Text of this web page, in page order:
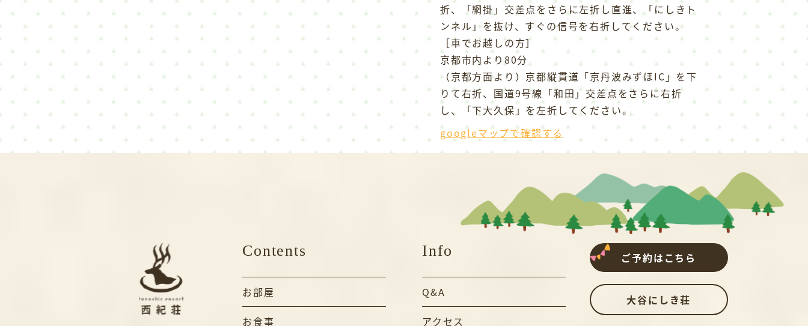
折、「網掛」交差点をさらに左折し直進、「にしきト
ンネル」を抜け、すぐの信号を右折してください。
［車でお越しの方］
京都市内より80分
（京都方面より）京都縦貫道「京丹波みずほIC」を下
りて右折、国道9号線「和田」交差点をさらに右折
し、「下大久保」を左折してください。
googleマップで確認する
Contents
お部屋
お食事
Info
Q&A
アクセス
ご予約はこちら
大谷にしき荘